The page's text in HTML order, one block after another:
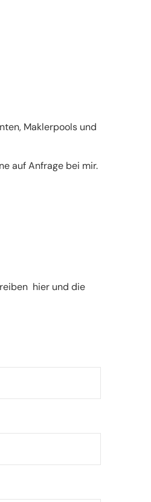
Maklerpools und
auf Anfrage bei mir.
hier und die